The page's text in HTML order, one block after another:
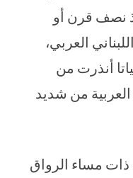
نصف قرن أو
العربي،
أنذرت من
العربية من شديد
مساء الرواق